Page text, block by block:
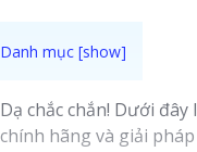
Dạ chắc chắn! Dưới
chính hãng và giải